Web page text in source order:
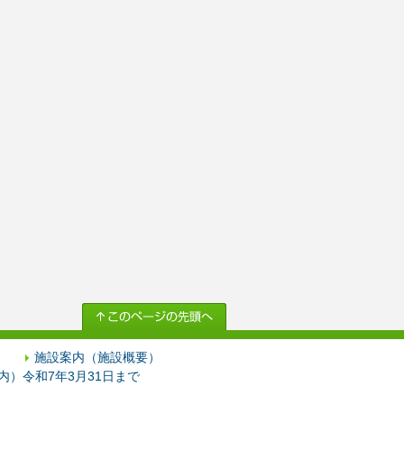
施設案内（施設概要）
）令和7年3月31日まで